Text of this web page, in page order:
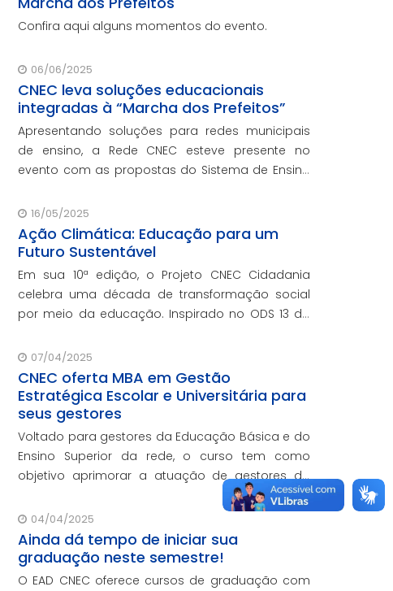
Confira aqui alguns momentos do evento.
06/06/2025
CNEC leva soluções educacionais
integradas à “Marcha dos Prefeitos”
Apresentando soluções para redes municipais
de ensino, a Rede CNEC esteve presente no
evento com as propostas do Sistema de Ensino
docente, serviços de gestão escolar e parcerias
com prefeituras durante e
16/05/2025
Ação Climática: Educação para um
Futuro Sustentável
Em sua 10ª edição, o Projeto CNEC Cidadania
celebra uma década de transformação social
por meio da educação. Inspirado no ODS 13 da
climáticas e na promoção da sustentabilidade.
07/04/2025
CNEC oferta MBA em Gestão
Estratégica Escolar e Universitária para
seus gestores
Voltado para gestores da Educação Básica e do
Ensino Superior da rede, o curso tem como
objetivo aprimorar a atuação de gestores da
rede e integra o programa de formação
continuada em serviço da instituição, contando
com o oferecimento gratuito da Re
04/04/2025
Ainda dá tempo de iniciar sua
graduação neste semestre!
O EAD CNEC oferece cursos de graduação com